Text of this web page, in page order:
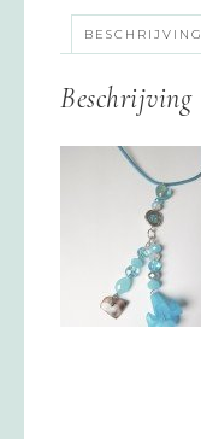
BESCHRIJVING
Beschrijving